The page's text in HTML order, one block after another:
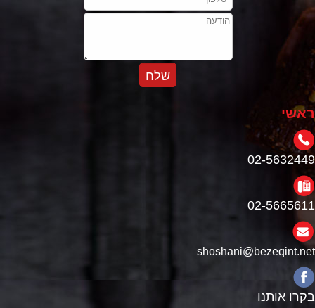
ראשי
02-5632449
02-5665611
shoshani@bezeqint.net
בקרו אותנו